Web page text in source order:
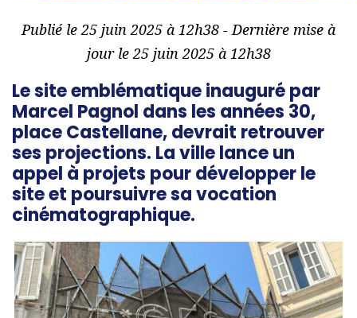
Publié le 25 juin 2025 à 12h38 - Dernière mise à
jour le 25 juin 2025 à 12h38
Le site emblématique inauguré par
Marcel Pagnol dans les années 30,
place Castellane, devrait retrouver
ses projections. La ville lance un
appel à projets pour développer le
site et poursuivre sa vocation
cinématographique.